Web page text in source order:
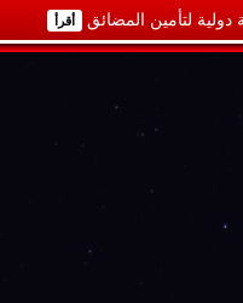
دولية لتأمين المضائق أقرأ